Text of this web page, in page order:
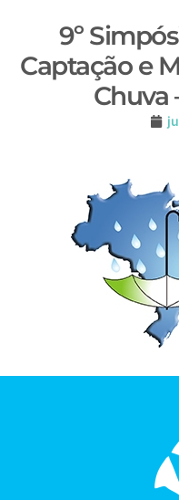
9º
Captação e
Chuva